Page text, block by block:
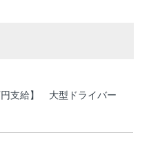
円支給】 大型ドライバー